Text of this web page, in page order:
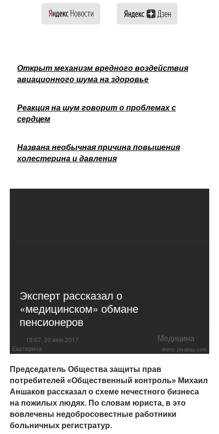
Открыт механизм вредного воздействия
авиационного шума на здоровье
Реакция на шум говорит о проблемах с
сердцем
Названа необычная причина повышения
холестерина и давления
Эксперт рассказал о
«медицинском» обмане
пенсионеров
18:07, 20 июн 2017 Медицина
Екатерина Фото: pixabay.com
Председатель Общества защиты прав
потребителей «Общественный контроль» Михаил
Аншаков рассказал о схеме нечестного бизнеса
на пожилых людях. По словам юриста, в это
вовлечены недобросовестные работники
больничных регистратур.